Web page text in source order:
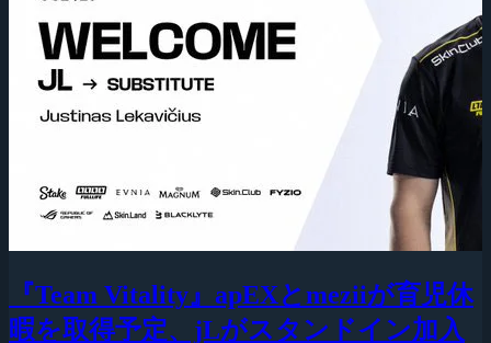
『Team Vitality』apEXとmeziiが育児休
暇を取得予定、jLがスタンドイン加入